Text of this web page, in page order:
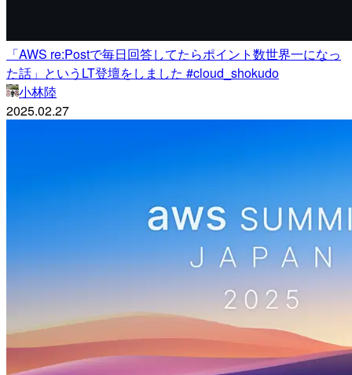
「AWS re:Postで毎日回答してたらポイント数世界一になっ
た話」というLT登壇をしました #cloud_shokudo
小林陸
2025.02.27